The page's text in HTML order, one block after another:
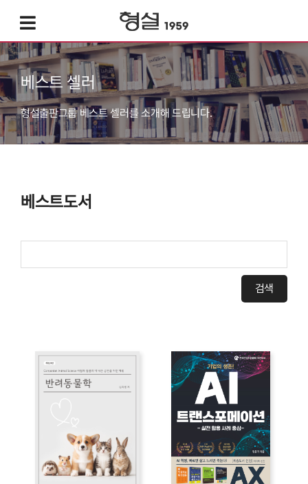
베스트 셀러
형설출판그룹 베스트 셀러를 소개해 드립니다.
베스트도서
검색